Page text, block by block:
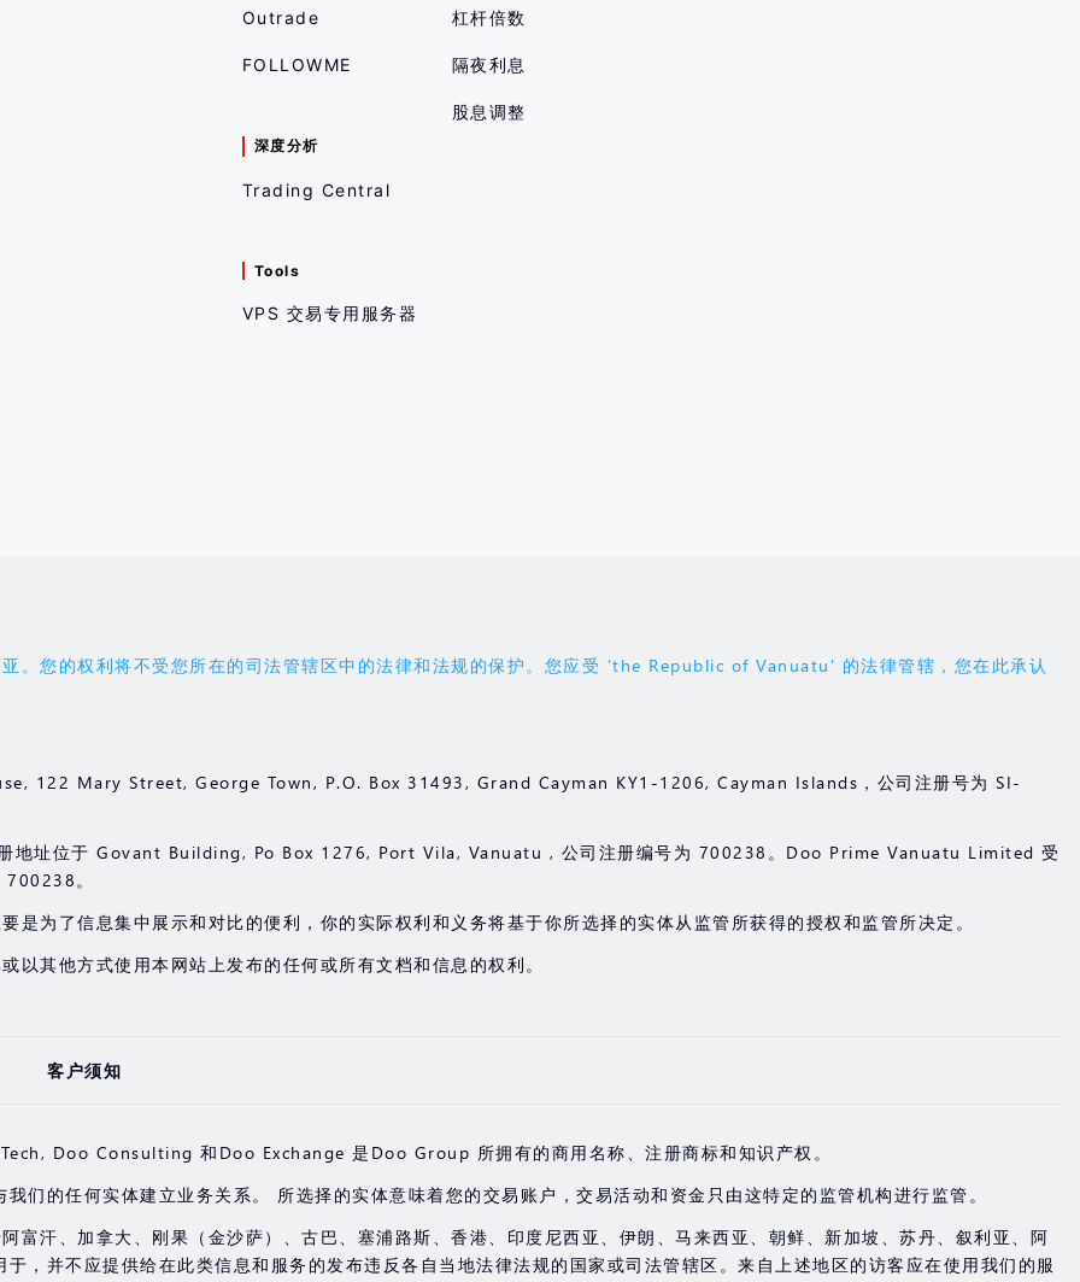
Outrade
FOLLOWME
深度分析
Trading Central
Tools
VPS 交易专用服务器
杠杆倍数
隔夜利息
股息调整
。您的权利将不受您所在的司法管辖区中的法律和法规的保护。您应受 'the Republic of Vanuatu' 的法律管辖，您在此承认
122 Mary Street, George Town, P.O. Box 31493, Grand Cayman KY1-1206, Cayman Islands，公司注册号为 SI-
地址位于 Govant Building, Po Box 1276, Port Vila, Vanuatu , 公司注册编号为 700238。Doo Prime Vanuatu Limited 受
。
是为了信息集中展示和对比的便利，你的实际权利和义务将基于你所选择的实体从监管所获得的授权和监管所决定。
其他方式使用本网站上发布的任何或所有文档和信息的权利。
客户须知
Doo Consulting 和Doo Exchange 是Doo Group 所拥有的商用名称、注册商标和知识产权。
们的任何实体建立业务关系。 所选择的实体意味着您的交易账户，交易活动和资金只由这特定的监管机构进行监管。
富汗、加拿大、刚果（金沙萨）、古巴、塞浦路斯、香港、印度尼西亚、伊朗、马来西亚、朝鲜、新加坡、苏丹、叙利亚、阿
，并不应提供给在此类信息和服务的发布违反各自当地法律法规的国家或司法管辖区。来自上述地区的访客应在使用我们的服